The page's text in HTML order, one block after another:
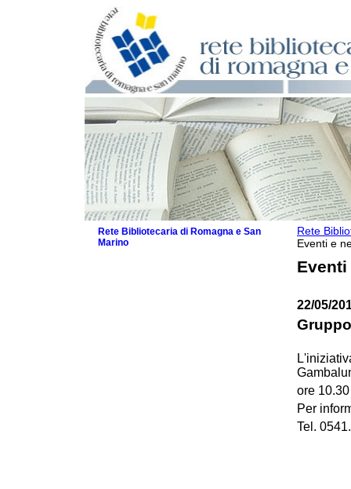
Rete
Eventi e
Eventi
22/05/
ore 10.30
Per
Tel.
Rete Bibliotecaria di Romagna e San
Marino